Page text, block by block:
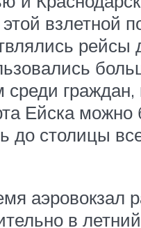
взлетной
рейсы
среди граждан,
Ейска
до столицы
аэровокзал
в